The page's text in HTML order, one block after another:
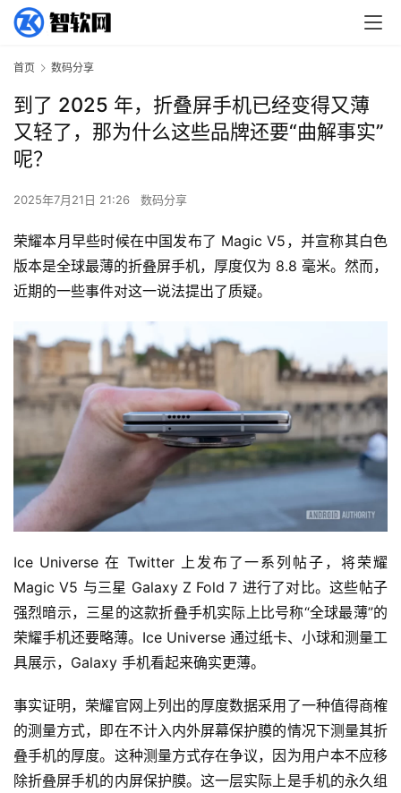
首页 数码分享
到了 2025 年，折叠屏手机已经变得又薄
又轻了，那为什么这些品牌还要“曲解事实”
呢？
2025年7月21日 21:26 数码分享
荣耀本月早些时候在中国发布了 Magic V5，并宣称其白色
版本是全球最薄的折叠屏手机，厚度仅为 8.8 毫米。然而，
近期的一些事件对这一说法提出了质疑。
Ice Universe 在 Twitter 上发布了一系列帖子，将荣耀
Magic V5 与三星 Galaxy Z Fold 7 进行了对比。这些帖子
强烈暗示，三星的这款折叠手机实际上比号称“全球最薄”的
荣耀手机还要略薄。Ice Universe 通过纸卡、小球和测量工
具展示，Galaxy 手机看起来确实更薄。
事实证明，荣耀官网上列出的厚度数据采用了一种值得商榷
的测量方式，即在不计入内外屏幕保护膜的情况下测量其折
叠手机的厚度。这种测量方式存在争议，因为用户本不应移
除折叠屏手机的内屏保护膜。这一层实际上是手机的永久组